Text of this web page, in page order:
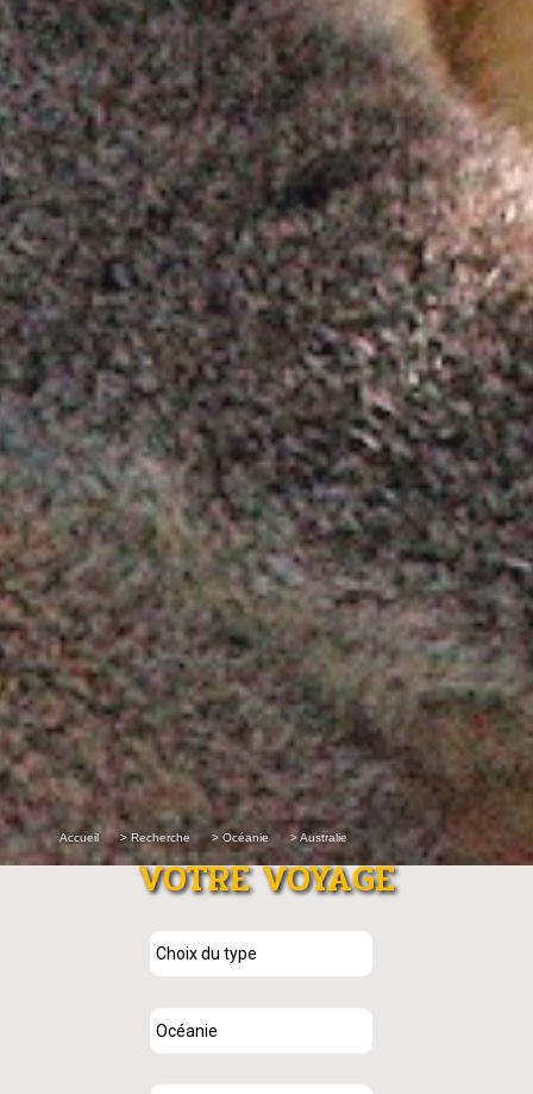
Accueil > Recherche > Océanie > Australie
VOTRE VOYAGE